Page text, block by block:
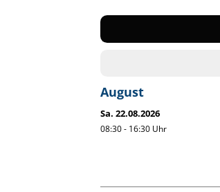
August
Sa. 22.08.2026
08:30 - 16:30 Uhr